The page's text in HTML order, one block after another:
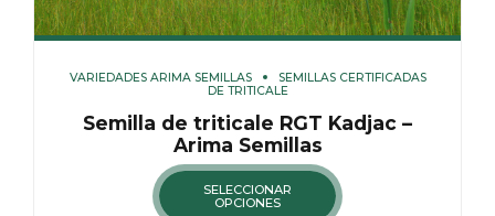
VARIEDADES ARIMA SEMILLAS
SEMILLAS CERTIFICADAS
DE TRITICALE
Semilla de triticale RGT Kadjac –
Arima Semillas
SELECCIONAR
OPCIONES